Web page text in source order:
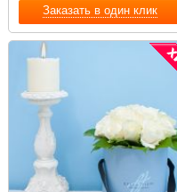
Заказать в один клик